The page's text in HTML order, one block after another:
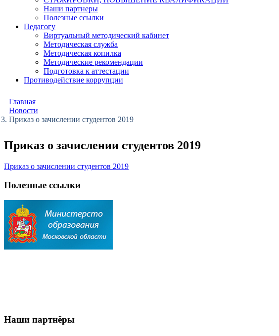
Наши партнеры
Полезные ссылки
Педагогу
Виртуальный методический кабинет
Методическая служба
Методическая копилка
Методические рекомендации
Подготовка к аттестации
Противодействие коррупции
Главная
Новости
Приказ о зачислении студентов 2019
Приказ о зачислении студентов 2019
Приказ о зачислении студентов 2019
Полезные ссылки
Наши партнёры